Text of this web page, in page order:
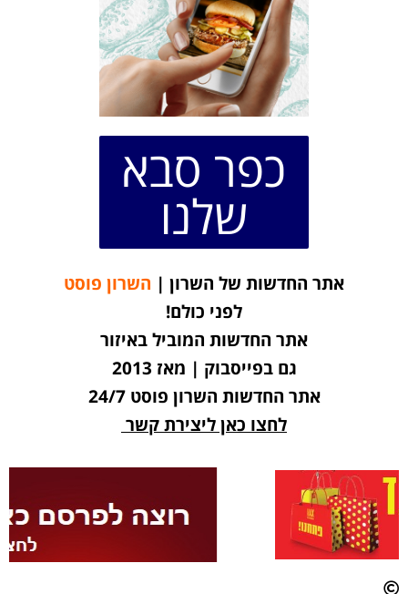
כפר סבא
שלנו
אתר החדשות של השרון | השרון פוסט
לפני כולם!
אתר החדשות המוביל באיזור
גם בפייסבוק | מאז 2013
אתר החדשות השרון פוסט 24/7
לחצו כאן ליצירת קשר